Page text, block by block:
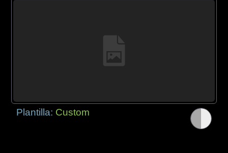
Plantilla: Custom